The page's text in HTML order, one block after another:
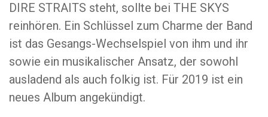
DIRE STRAITS steht, sollte bei THE SKYS
reinhören. Ein Schlüssel zum Charme der Band
ist das Gesangs-Wechselspiel von ihm und ihr
sowie ein musikalischer Ansatz, der sowohl
ausladend als auch folkig ist. Für 2019 ist ein
neues Album angekündigt.